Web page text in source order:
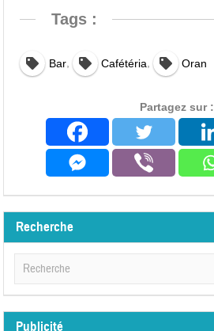
Tags :
Bar, Cafétéria Oran
Partagez sur :
Recherche
Publicité